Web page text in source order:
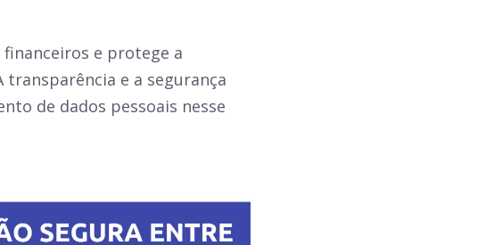
e protege a
e a segurança
de dados pessoais nesse